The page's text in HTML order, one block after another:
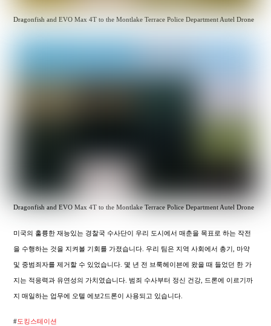
Dragonfish and EVO Max 4T to the Montlake Terrace Police Department Autel Drone
Dragonfish and EVO Max 4T to the Montlake Terrace Police Department Autel Drone
미국의 훌륭한 재능있는 경찰국 수사단이 우리 도시에서 매춘을 목표로 하는 작전
을 수행하는 것을 지켜볼 기회를 가졌습니다. 우리 팀은 지역 사회에서 총기, 마약
및 중범죄자를 제거할 수 있었습니다. 몇 년 전 브룩헤이븐에 왔을 때 들었던 한 가
지는 적응력과 유연성의 가치였습니다. 범죄 수사부터 정신 건강, 드론에 이르기까
지 매일하는 업무에 오텔 에보2드론이 사용되고 있습니다.
#도킹스테이션